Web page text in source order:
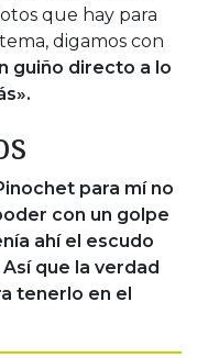
que hay para
digamos con
guiño directo a lo
para mí no
con un golpe
ahí el escudo
que la verdad
tenerlo en el